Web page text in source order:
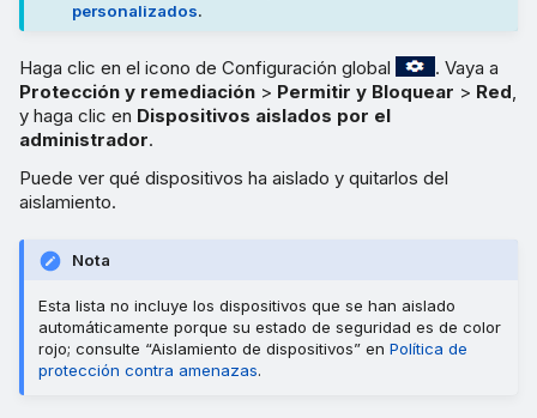
personalizados.
Haga clic en el icono de Configuración global
. Vaya a
Protección y remediación > Permitir y Bloquear > Red,
y haga clic en Dispositivos aislados por el
administrador.
Puede ver qué dispositivos ha aislado y quitarlos del
aislamiento.
Nota
Esta lista no incluye los dispositivos que se han aislado
automáticamente porque su estado de seguridad es de color
rojo; consulte “Aislamiento de dispositivos” en Política de
protección contra amenazas.